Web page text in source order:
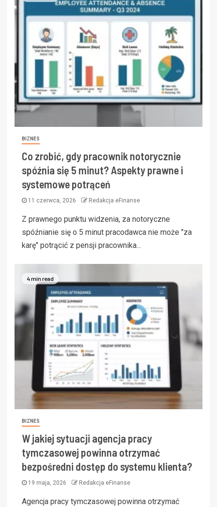
BIZNES
Co zrobić, gdy pracownik notorycznie
spóźnia się 5 minut? Aspekty prawne i
systemowe potrąceń
11 czerwca, 2026 Redakcja eFinanse
Z prawnego punktu widzenia, za notoryczne
spóźnianie się o 5 minut pracodawca nie może "za
karę" potrącić z pensji pracownika...
4 min read
BIZNES
W jakiej sytuacji agencja pracy
tymczasowej powinna otrzymać
bezpośredni dostęp do systemu klienta?
19 maja, 2026 Redakcja eFinanse
Agencja pracy tymczasowej powinna otrzymać